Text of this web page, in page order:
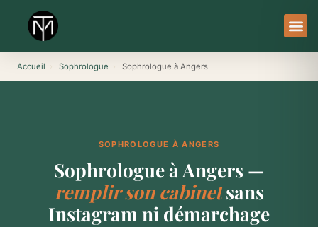
contenu
Accueil Sophrologue Sophrologue à Angers
SOPHROLOGUE À ANGERS
Sophrologue à Angers —
remplir son cabinetsans
Instagram ni démarchage